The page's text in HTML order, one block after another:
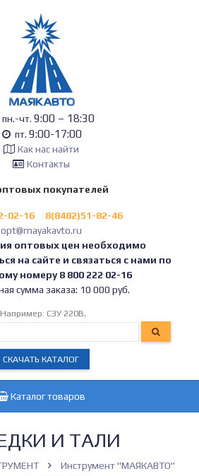
пн.-чт. 9:00 – 18:30
пт. 9:00-17:00
Как нас найти
Контакты
покупателей
02-16
8(8482)51-82-46
opt@mayakavto.ru
оптовых цен необходимо
на сайте и связаться с нами по
номеру 8 800 222 02-16
сумма заказа: 10 000 руб.
Например: СЗУ 220В,
СКАЧАТЬ КАТАЛОГ
Каталог товаров
И ТАЛИ
Инструмент "МАЯКАВТО"